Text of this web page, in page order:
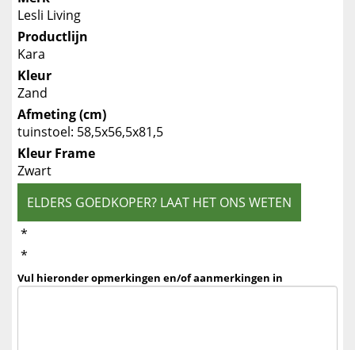
Lesli Living
Productlijn
Kara
Kleur
Zand
Afmeting (cm)
tuinstoel: 58,5x56,5x81,5
Kleur Frame
Zwart
ELDERS GOEDKOPER? LAAT HET ONS WETEN
*
*
Vul hieronder opmerkingen en/of aanmerkingen in